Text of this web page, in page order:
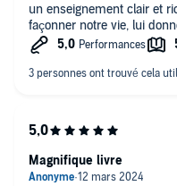
un enseignement clair et
façonner
Magnifique livre